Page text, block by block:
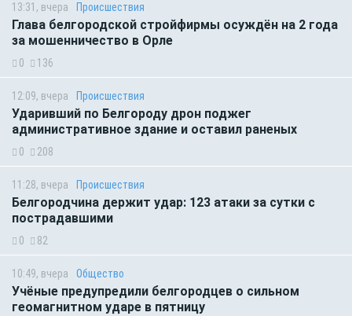
13:31, вчера Происшествия
Глава белгородской стройфирмы осуждён на 2 года
за мошенничество в Орле
0 136
12:09, вчера Происшествия
Ударивший по Белгороду дрон поджег
административное здание и оставил раненых
0 208
11:28, вчера Происшествия
Белгородчина держит удар: 123 атаки за сутки с
пострадавшими
0 82
10:49, вчера Общество
Учёные предупредили белгородцев о сильном
геомагнитном ударе в пятницу